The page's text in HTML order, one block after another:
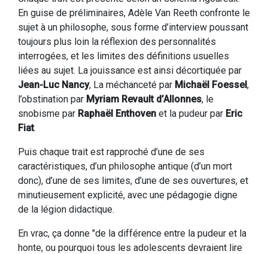
En guise de préliminaires, Adèle Van Reeth confronte le
sujet à un philosophe, sous forme d’interview poussant
toujours plus loin la réflexion des personnalités
interrogées, et les limites des définitions usuelles
liées au sujet. La jouissance est ainsi décortiquée par
Jean-Luc Nancy, La méchanceté par Michaël Foessel,
l’obstination par Myriam Revault d’Allonnes, le
snobisme par Raphaël Enthoven et la pudeur par Eric
Fiat.
Puis chaque trait est rapproché d’une de ses
caractéristiques, d’un philosophe antique (d’un mort
donc), d’une de ses limites, d’une de ses ouvertures, et
minutieusement explicité, avec une pédagogie digne
de la légion didactique.
En vrac, ça donne "de la différence entre la pudeur et la
honte, ou pourquoi tous les adolescents devraient lire